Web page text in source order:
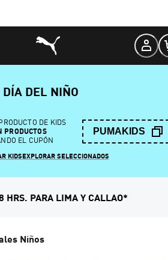
DÍA DEL NIÑO
DE KIDS
PRODUCTOS
EL CUPÓN
PUMAKIDS
KIDSEXPLORAR SELECCIONADOS
HRS. PARA LIMA Y CALLAO*
Niños